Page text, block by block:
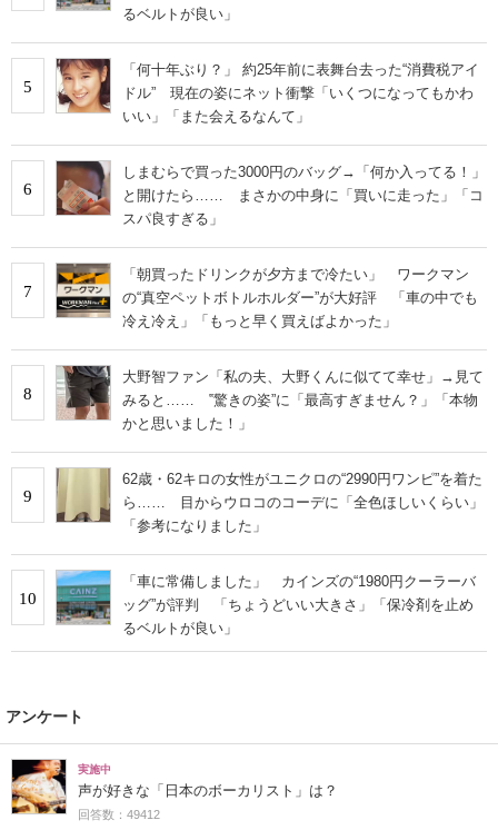
るベルトが良い」
5
「何十年ぶり？」 約25年前に表舞台去った“消費税アイ
ドル” 現在の姿にネット衝撃「いくつになってもかわ
いい」「また会えるなんて」
6
しまむらで買った3000円のバッグ→「何か入ってる！」
と開けたら…… まさかの中身に「買いに走った」「コ
スパ良すぎる」
7
「朝買ったドリンクが夕方まで冷たい」 ワークマン
の“真空ペットボトルホルダー”が大好評 「車の中でも
冷え冷え」「もっと早く買えばよかった」
8
大野智ファン「私の夫、大野くんに似てて幸せ」→見て
みると…… ‟驚きの姿”に「最高すぎません？」「本物
かと思いました！」
9
62歳・62キロの女性がユニクロの“2990円ワンピ”を着た
ら…… 目からウロコのコーデに「全色ほしいくらい」
「参考になりました」
10
「車に常備しました」 カインズの“1980円クーラーバ
ッグ”が評判 「ちょうどいい大きさ」「保冷剤を止め
るベルトが良い」
アンケート
実施中
声が好きな「日本のボーカリスト」は？
回答数：49412